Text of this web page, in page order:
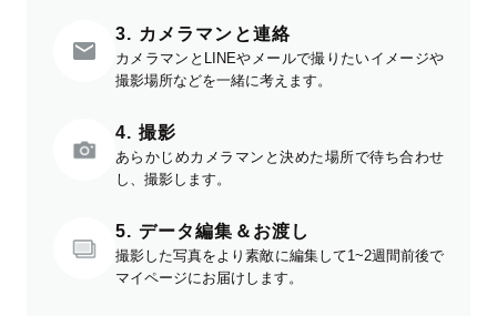
3. カメラマンと連絡
カメラマンとLINEやメールで撮りたいイメージや
撮影場所などを一緒に考えます。
4. 撮影
あらかじめカメラマンと決めた場所で待ち合わせ
し、撮影します。
5. データ編集＆お渡し
撮影した写真をより素敵に編集して1~2週間前後で
マイページにお届けします。